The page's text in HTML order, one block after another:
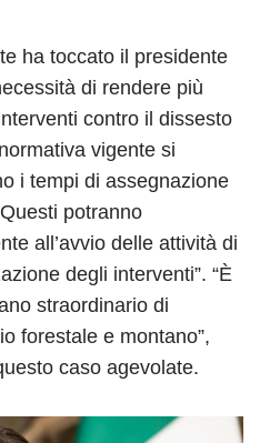
ha toccato il presidente
di rendere più
contro il dissesto
vigente si
i tempi di assegnazione
potranno
all’avvio delle attività di
degli interventi”. “È
straordinario di
forestale e montano”,
caso agevolate.